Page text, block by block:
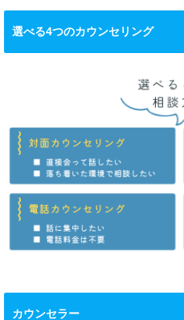
選べる4つのカウンセリング
カウンセラー